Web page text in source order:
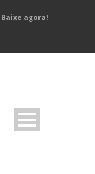
Baixe agora!